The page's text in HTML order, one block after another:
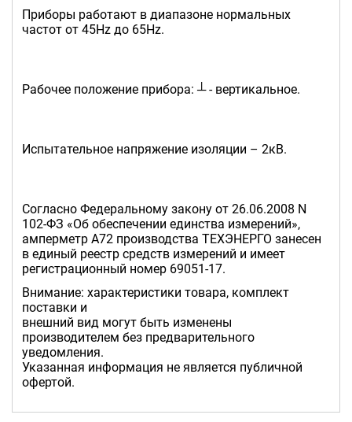
Приборы работают в диапазоне нормальных
частот от 45Hz до 65Hz.
Рабочее положение прибора: ┴ - вертикальное.
Испытательное напряжение изоляции – 2кВ.
Согласно Федеральному закону от 26.06.2008 N
102-ФЗ «Об обеспечении единства измерений»,
амперметр А72 производства ТЕХЭНЕРГО занесен
в единый реестр средств измерений и имеет
регистрационный номер 69051-17.
Внимание: характеристики товара, комплект
поставки и
внешний вид могут быть изменены
производителем без предварительного
уведомления.
Указанная информация не является публичной
офертой.